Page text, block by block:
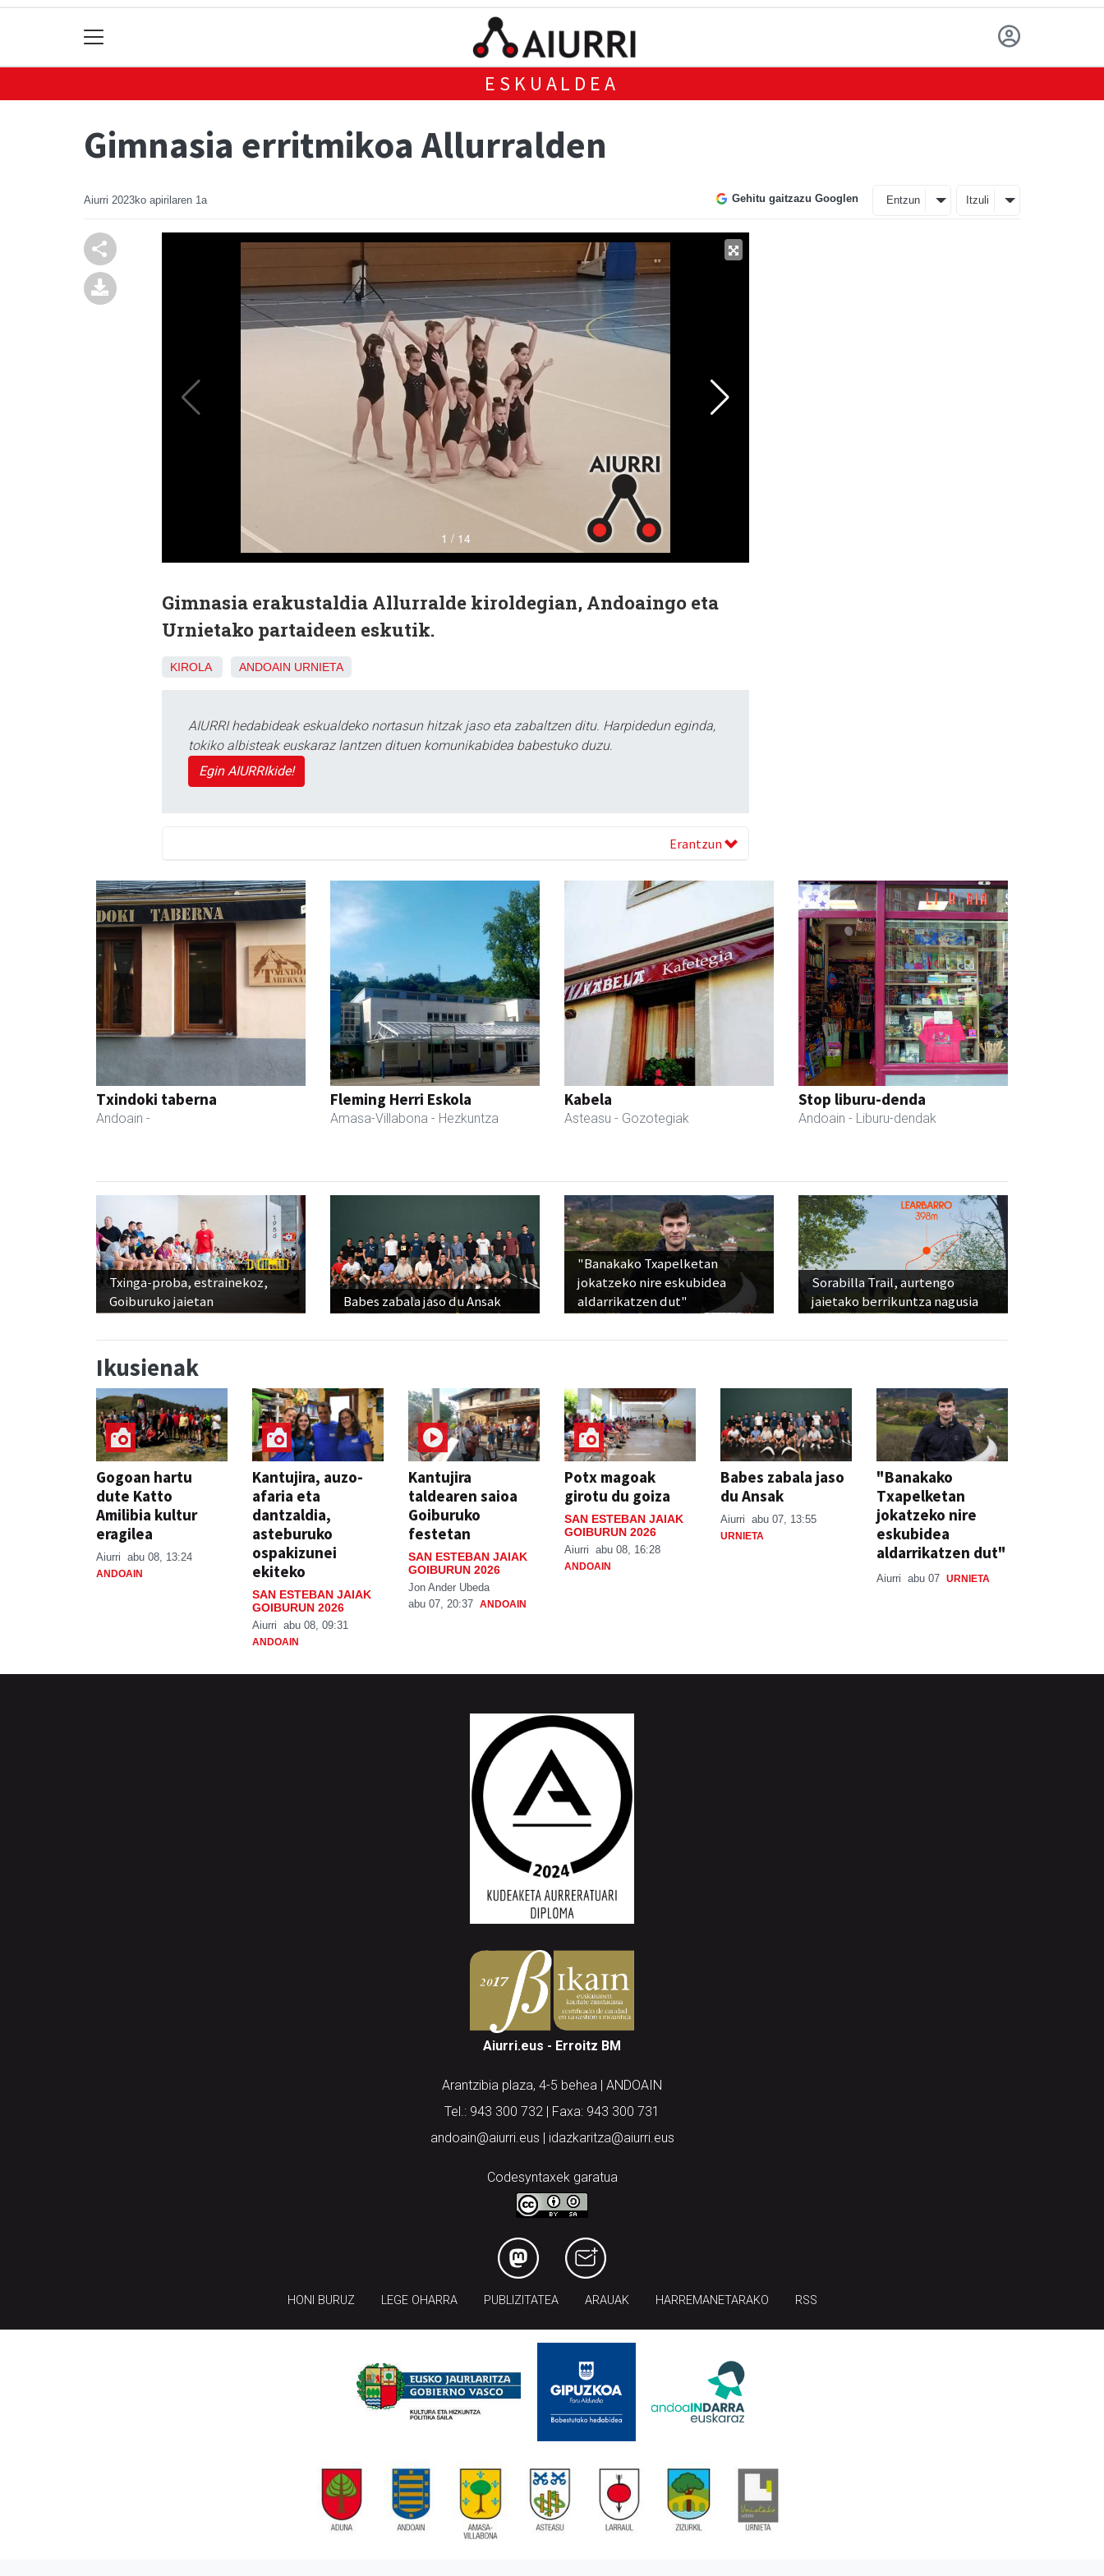
ESKUALDEA
Gimnasia erritmikoa Allurralden
Aiurri 2023ko apirilaren 1a Gehitu gaitzazu Googlen Entzun Itzuli
Gimnasia erakustaldia Allurralde kiroldegian, Andoaingo eta
Urnietako partaideen eskutik.
KIROLA ANDOAIN URNIETA
AIURRI hedabideak eskualdeko nortasun hitzak jaso eta zabaltzen ditu. Harpidedun eginda,
tokiko albisteak euskaraz lantzen dituen komunikabidea babestuko duzu.
Egin AIURRIkide!
Erantzun
Txindoki taberna
Andoain -
Fleming Herri Eskola
Amasa-Villabona - Hezkuntza
Kabela
Asteasu - Gozotegiak
Stop liburu-denda
Andoain - Liburu-dendak
Txinga-proba, estrainekoz,
Goiburuko jaietan
Babes zabala jaso du Ansak
"Banakako Txapelketan
jokatzeko nire eskubidea
aldarrikatzen dut"
Sorabilla Trail, aurtengo
jaietako berrikuntza nagusia
Ikusienak
Gogoan hartu
dute Katto
Amilibia kultur
eragilea
Aiurri abu 08, 13:24
ANDOAIN
Kantujira, auzo-
afaria eta
dantzaldia,
asteburuko
ospakizunei
ekiteko
SAN ESTEBAN JAIAK
GOIBURUN 2026
Aiurri abu 08, 09:31
ANDOAIN
Kantujira
taldearen saioa
Goiburuko
festetan
SAN ESTEBAN JAIAK
GOIBURUN 2026
Jon Ander Ubeda
abu 07, 20:37 ANDOAIN
Potx magoak
girotu du goiza
SAN ESTEBAN JAIAK
GOIBURUN 2026
Aiurri abu 08, 16:28
ANDOAIN
Babes zabala jaso
du Ansak
Aiurri abu 07, 13:55
URNIETA
"Banakako
Txapelketan
jokatzeko nire
eskubidea
aldarrikatzen dut"
Aiurri abu 07 URNIETA
Aiurri.eus - Erroitz BM
Arantzibia plaza, 4-5 behea | ANDOAIN
Tel.: 943 300 732 | Faxa: 943 300 731
andoain@aiurri.eus | idazkaritza@aiurri.eus
Codesyntaxek garatua
HONI BURUZ LEGE OHARRA PUBLIZITATEA ARAUAK HARREMANETARAKO RSS